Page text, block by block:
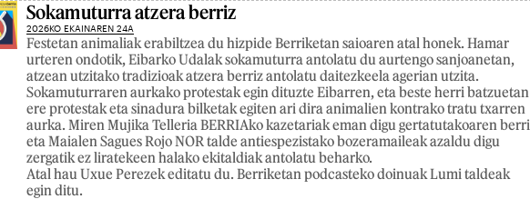
Sokamuturra atzera berriz
2026KO EKAINAREN 24A
Festetan animaliak erabiltzea du hizpide Berriketan saioaren atal honek. Hamar
urteren ondotik, Eibarko Udalak sokamuturra antolatu du aurtengo sanjoanetan,
atzean utzitako tradizioak atzera berriz antolatu daitezkeela agerian utzita.
Sokamuturraren aurkako protestak egin dituzte Eibarren, eta beste herri batzuetan
ere protestak eta sinadura bilketak egiten ari dira animalien kontrako tratu txarren
aurka. Miren Mujika Telleria BERRIAko kazetariak eman digu gertatutakoaren
eta Maialen Sagues Rojo NOR talde antiespezistako bozeramaileak azaldu digu
zergatik ez liratekeen halako ekitaldiak antolatu beharko.
Atal hau Uxue Perezek editatu du. Berriketan podcasteko doinuak Lumi taldeak
egin ditu.